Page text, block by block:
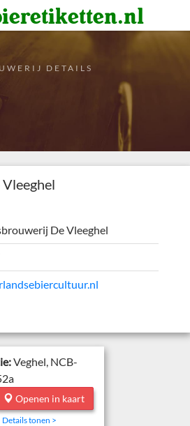
DETAILS
De Vleeghel
Veghel, NCB-
Openen in kaart
Details tonen >